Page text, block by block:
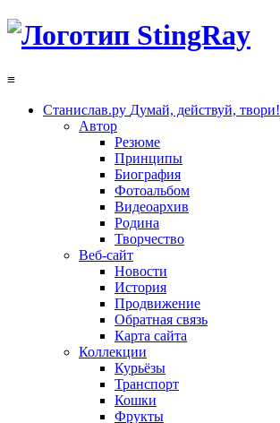
≡
Станислав.ру Думай, действуй, твори!
Автор
Резюме
Принципы
Биография
Фотоальбом
Видеоархив
Родина
Творчество
Веб-сайт
Новости
История
Продвижение
Обратная связь
Карта сайта
Коллекции
Курьёзы
Транспорт
Кошки
Фрукты